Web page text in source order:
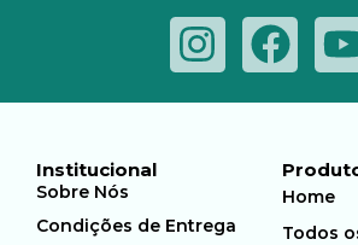
Institucional
Sobre Nós
Condições de Entrega
Home
Todos